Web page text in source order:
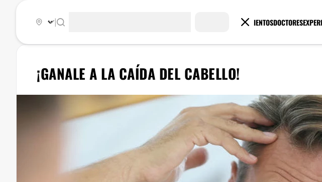
TRATAMIENTOSDOCTORES
¡GANALE A LA CAÍDA DEL CABELLO!